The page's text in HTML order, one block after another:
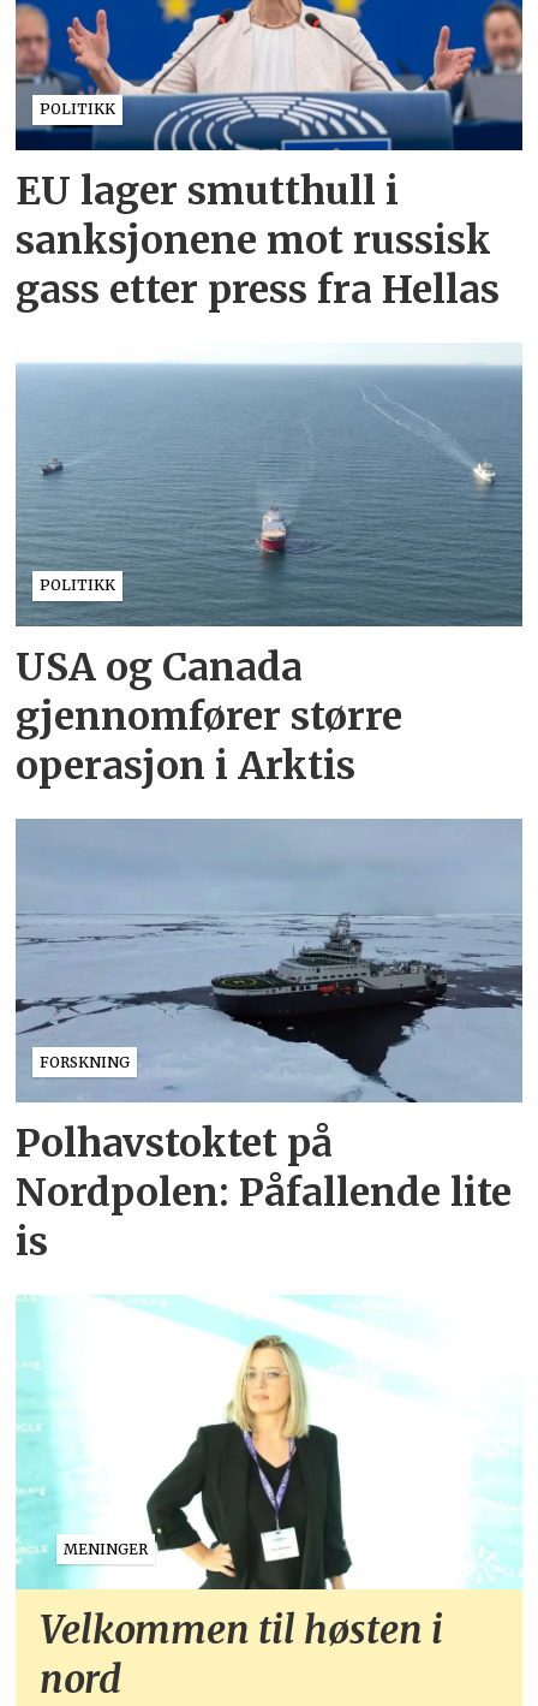
POLITIKK
EU lager smutthull i
sanksjonene mot russisk
gass etter press fra Hellas
POLITIKK
USA og Canada
gjennomfører større
operasjon i Arktis
FORSKNING
Polhavstoktet på
Nordpolen: Påfallende lite
is
MENINGER
Velkommen til høsten i
nord